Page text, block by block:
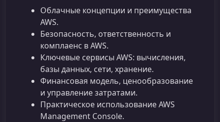
Облачные концепции и преимущества
AWS.
Безопасность, ответственность и
комплаенс в AWS.
Ключевые сервисы AWS: вычисления,
базы данных, сети, хранение.
Финансовая модель, ценообразование
и управление затратами.
Практическое использование AWS
Management Console.